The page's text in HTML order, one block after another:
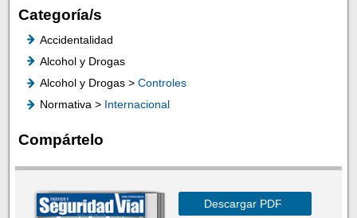
Categoría/s
Accidentalidad
Alcohol y Drogas
Alcohol y Drogas > Controles
Normativa > Internacional
Compártelo
Descargar PDF